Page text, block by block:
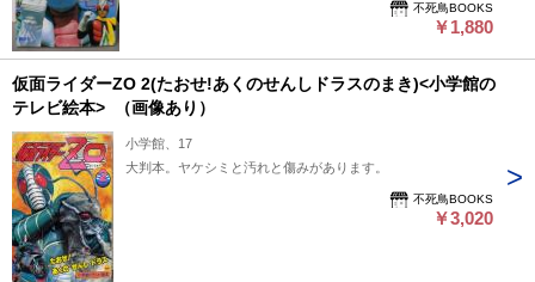
不死鳥BOOKS
￥1,880
仮面ライダーZO 2(たおせ!あくのせんしドラスのまき)<小学館の
テレビ絵本> （画像あり）
小学館、17
大判本。ヤケシミと汚れと傷みがあります。
不死鳥BOOKS
￥3,020